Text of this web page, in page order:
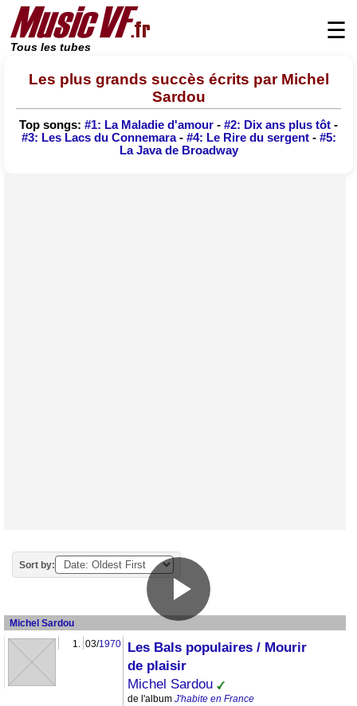
Tous les tubes
☰
Les plus grands succès écrits par Michel
Sardou
Top songs: #1: La Maladie d'amour - #2: Dix ans plus tôt -
#3: Les Lacs du Connemara- #4: Le Rire du sergent- #5:
La Java de Broadway
Sort by:
Michel Sardou
1. 03/1970
Les Bals populaires / Mourir
de plaisir
Michel Sardou
de l'album J'habite en France